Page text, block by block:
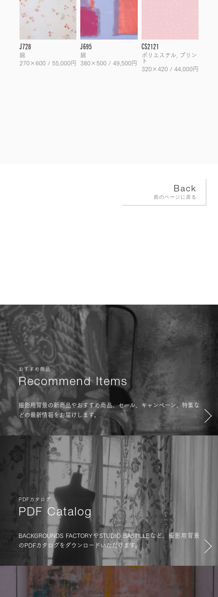
J728
綿
270×600 / 55,000円
J695
綿
380×500 / 49,500円
CS2121
ポリエステル, プリン
ト
320×420 / 44,000円
Back
前のページに戻る
おすすめ商品
Recommend Items
撮影用背景の新商品やおすすめ商品、セール、キャンペーン、特集な
どの最新情報をお届けします。
PDFカタログ
PDF Catalog
BACKGROUNDS FACTORYやSTUDIO BASTILLEなど、撮影用背景
のPDFカタログをダウンロードいただけます。